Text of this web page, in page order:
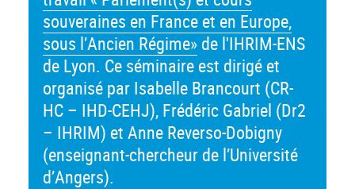
souveraines en France et en Europe,
sous l’Ancien Régime» de l'IHRIM-ENS
de Lyon. Ce séminaire est dirigé et
organisé par Isabelle Brancourt (CR-
HC – IHD-CEHJ), Frédéric Gabriel (Dr2
– IHRIM) et Anne Reverso-Dobigny
(enseignant-chercheur de l’Université
d’Angers).